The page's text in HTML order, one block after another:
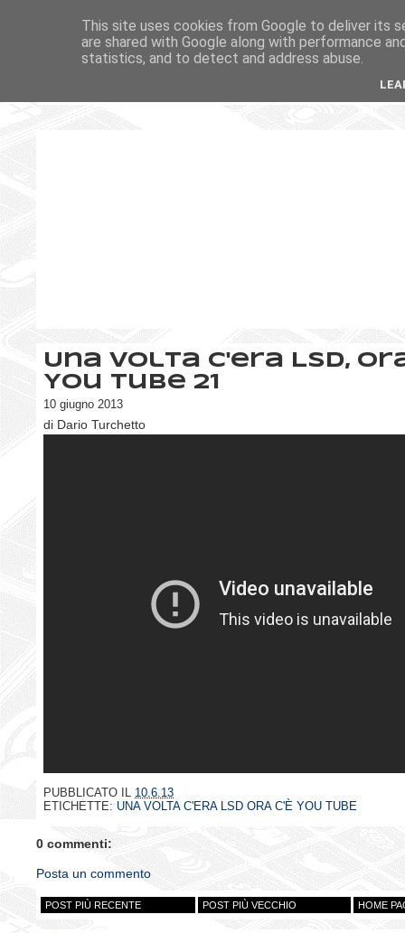
Una volta c'era LSD,
You Tube 21
10 giugno 2013
di Dario Turchetto
PUBBLICATO IL 10.6.13
ETICHETTE: UNA VOLTA C'ERA LSD ORA C'È YOU TUBE
0 commenti:
Posta un commento
POST PIÙ RECENTE POST PIÙ VECCHIO HOME
This site uses cookies from Google to deliver its
are shared with Google along with performance
statistics, and to detect and address abuse.